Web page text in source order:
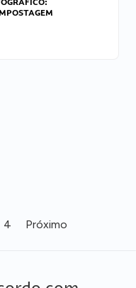
4 Próximo